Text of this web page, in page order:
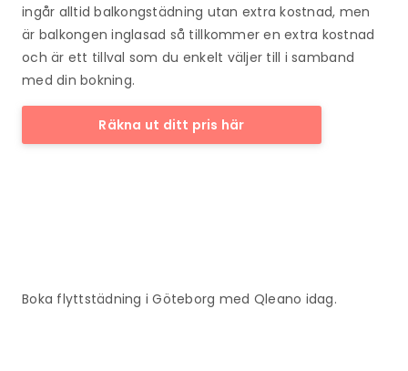
ingår alltid balkongstädning utan extra kostnad, men
är balkongen inglasad så tillkommer en extra kostnad
och är ett tillval som du enkelt väljer till i samband
med din bokning.
Räkna ut ditt pris här
Boka flyttstädning i Göteborg med Qleano idag.